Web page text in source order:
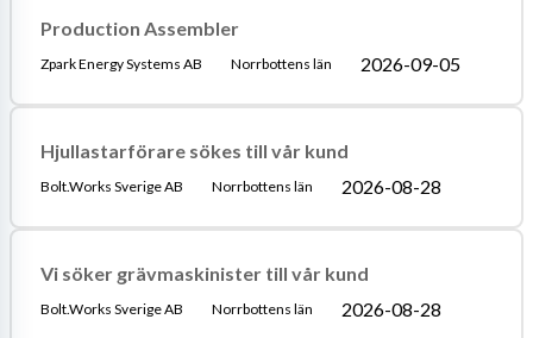
Production Assembler
Zpark Energy Systems AB Norrbottens län 2026-09-05
Hjullastarförare sökes till vår kund
Bolt.Works Sverige AB Norrbottens län 2026-08-28
Vi söker grävmaskinister till vår kund
Bolt.Works Sverige AB Norrbottens län 2026-08-28